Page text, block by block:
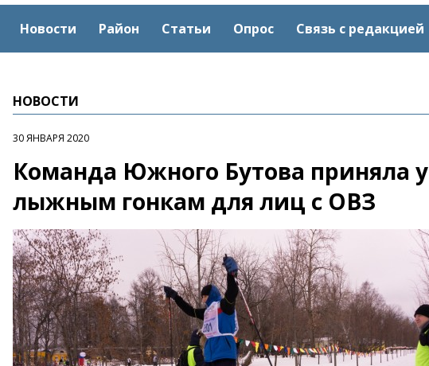
Новости Район Статьи Опрос Связь с редакцией
НОВОСТИ
30 ЯНВАРЯ 2020
Команда Южного Бутова приняла
лыжным гонкам для лиц с ОВЗ